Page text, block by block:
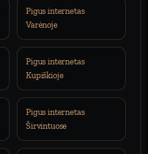
Pigus internetas
Varėnoje
Pigus internetas
Kupiškioje
Pigus internetas
Širvintuose